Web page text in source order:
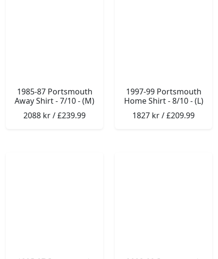
1985-87 Portsmouth
Away Shirt - 7/10 - (M)
2088 kr / £239.99
1997-99 Portsmouth
Home Shirt - 8/10 - (L)
1827 kr / £209.99